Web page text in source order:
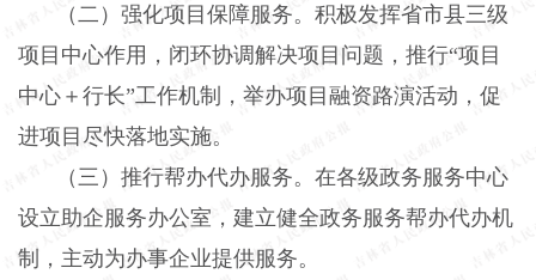
（二）强化项目保障服务。 积极发挥省市县三级
项目中心作用，闭环协调解决项目问题，推行“项目
中心＋行长”工作机制，举办项目融资路演活动，促
进项目尽快落地实施。
（三）推行帮办代办服务。 在各级政务服务中心
设立助企服务办公室，建立健全政务服务帮办代办机
制，主动为办事企业提供服务。